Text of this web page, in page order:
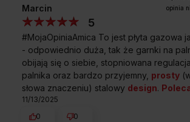
Kiedy płomień palnika przypadkowo
specjalny zawór automatycznie
gazu, gwarantując bezpieczeństwo.
Sprawdź wymiary
PG9511XPR
Marcin opinia
5
#MojaOpiniaAmica To jest płyta gazowa
- odpowiednio duża, tak że garnki na
obijają się o siebie, stopniowana
palnika oraz bardzo przyjemny, prosty
słowa znaczeniu) stalowy design.
11/13/2025
0
0